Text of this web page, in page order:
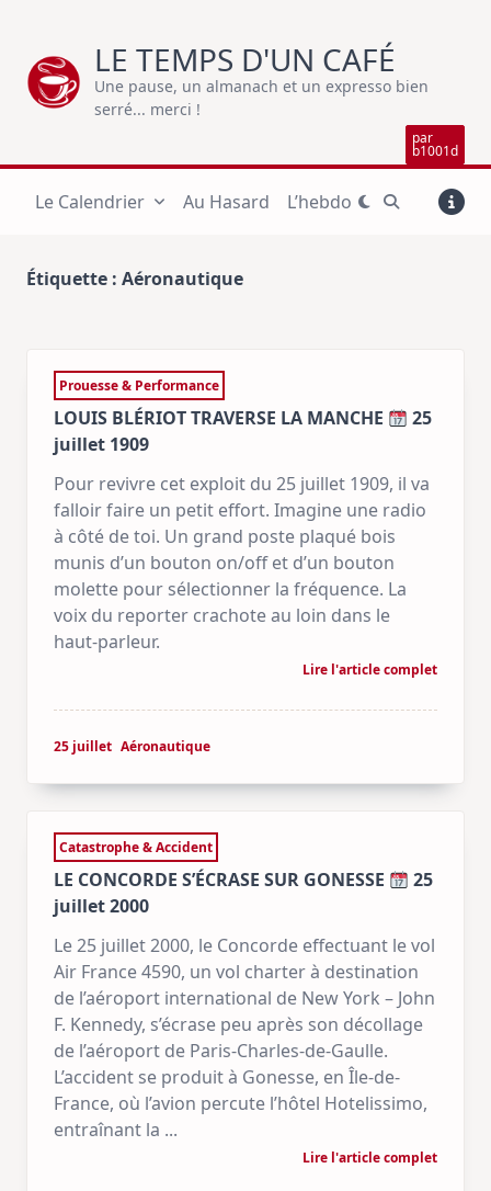
content
LE TEMPS D'UN CAFÉ
Une pause, un almanach et un expresso bien
serré... merci !
par
b1001d
Le Calendrier Au Hasard L’hebdo
Étiquette : Aéronautique
Prouesse & Performance
LOUIS BLÉRIOT TRAVERSE LA MANCHE
25
juillet 1909
Pour revivre cet exploit du 25 juillet 1909, il va
falloir faire un petit effort. Imagine une radio
à côté de toi. Un grand poste plaqué bois
munis d’un bouton on/off et d’un bouton
molette pour sélectionner la fréquence. La
voix du reporter crachote au loin dans le
haut-parleur.
Lire l'article complet
25 juillet Aéronautique
Catastrophe & Accident
LE CONCORDE S’ÉCRASE SUR GONESSE
25
juillet 2000
Le 25 juillet 2000, le Concorde effectuant le vol
Air France 4590, un vol charter à destination
de l’aéroport international de New York – John
F. Kennedy, s’écrase peu après son décollage
de l’aéroport de Paris-Charles-de-Gaulle.
L’accident se produit à Gonesse, en Île-de-
France, où l’avion percute l’hôtel Hotelissimo,
entraînant la ...
Lire l'article complet